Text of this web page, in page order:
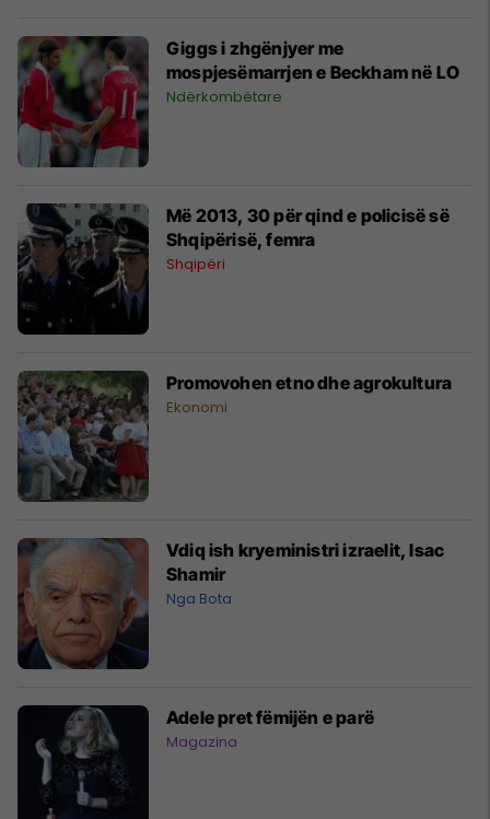
Giggs i zhgënjyer me
mospjesëmarrjen e Beckham në LO
Ndërkombëtare
Më 2013, 30 për qind e policisë së
Shqipërisë, femra
Shqipëri
Ekonomi
Vdiq ish kryeministri izraelit, Isac
Shamir
Nga Bota
Adele pret fëmijën e parë
Magazina